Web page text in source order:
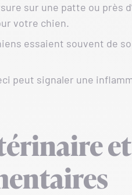
sur une patte ou près
votre chien.
essaient souvent de
peut signaler une
et